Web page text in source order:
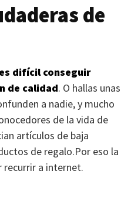
de
es difícil conseguir
de calidad. O hallas unas
a nadie, y mucho
de la vida de
artículos de baja
de regalo.Por eso la
a internet.